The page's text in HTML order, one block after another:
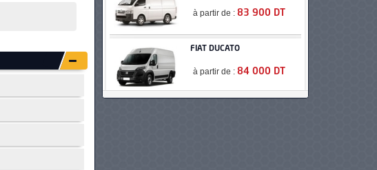
à partir de :83 900 DT
FIAT DUCATO
à partir de :84 000 DT